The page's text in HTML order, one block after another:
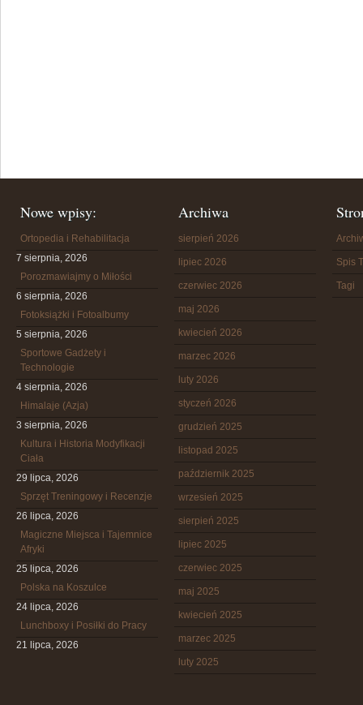
Nowe wpisy:
Ortopedia i Rehabilitacja
7 sierpnia, 2026
Porozmawiajmy o Miłości
6 sierpnia, 2026
Fotoksiążki i Fotoalbumy
5 sierpnia, 2026
Sportowe Gadżety i
Technologie
4 sierpnia, 2026
Himalaje (Azja)
3 sierpnia, 2026
Kultura i Historia Modyfikacji
Ciała
29 lipca, 2026
Sprzęt Treningowy i Recenzje
26 lipca, 2026
Magiczne Miejsca i Tajemnice
Afryki
25 lipca, 2026
Polska na Koszulce
24 lipca, 2026
Lunchboxy i Posiłki do Pracy
21 lipca, 2026
Archiwa
sierpień 2026
lipiec 2026
czerwiec 2026
maj 2026
kwiecień 2026
marzec 2026
luty 2026
styczeń 2026
grudzień 2025
listopad 2025
październik 2025
wrzesień 2025
sierpień 2025
lipiec 2025
czerwiec 2025
maj 2025
kwiecień 2025
marzec 2025
luty 2025
Spis
Tagi